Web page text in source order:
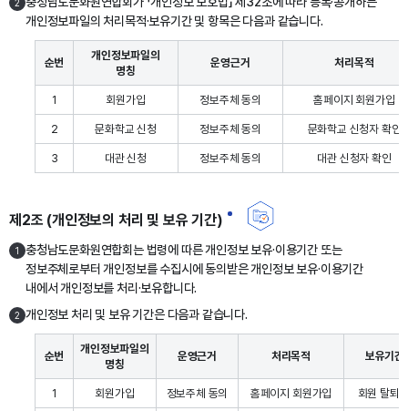
2
개인정보파일의 처리목적·보유기간 및 항목은 다음과 같습니다.
순번
개인정보파일의
명칭
운영근거 처리목적
1 회원가입 정보주체 동의 홈페이지 회원가입
2 문화학교 신청 정보주체 동의 문화학교 신청자 확인
3 대관 신청 정보주체 동의 대관 신청자 확인
제2조 (개인정보의 처리 및 보유 기간)
1
충청남도문화원연합회는 법령에 따른 개인정보 보유·이용기간 또는
정보주체로부터 개인정보를 수집시에 동의받은 개인정보 보유·이용기간
내에서 개인정보를 처리·보유합니다.
2 개인정보 처리 및 보유 기간은 다음과 같습니다.
순번
개인정보파일의
명칭
운영근거 처리목적 보유기간
1 회원가입 정보주체 동의 홈페이지 회원가입 회원 탈퇴